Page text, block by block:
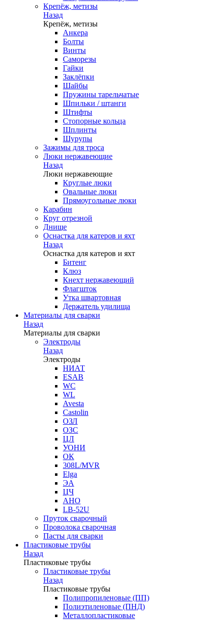
Крепёж, метизы
Назад
Крепёж, метизы
Анкера
Болты
Винты
Саморезы
Гайки
Заклёпки
Шайбы
Пружины тарельчатые
Шпильки / штанги
Штифты
Стопорные кольца
Шплинты
Шурупы
Зажимы для троса
Люки нержавеющие
Назад
Люки нержавеющие
Круглые люки
Овальные люки
Прямоугольные люки
Карабин
Круг отрезной
Днище
Оснастка для катеров и яхт
Назад
Оснастка для катеров и яхт
Битенг
Клюз
Кнехт нержавеющий
Флагшток
Утка швартовная
Держатель удилища
Материалы для сварки
Назад
Материалы для сварки
Электроды
Назад
Электроды
НИАТ
ESAB
WC
WL
Avesta
Castolin
ОЗЛ
ОЗС
ЦЛ
УОНИ
ОК
308L/MVR
Elga
ЭА
ЦЧ
АНО
LB-52U
Пруток сварочный
Проволока сварочная
Пасты для сварки
Пластиковые трубы
Назад
Пластиковые трубы
Пластиковые трубы
Назад
Пластиковые трубы
Полипропиленовые (ПП)
Полиэтиленовые (ПНД)
Металлопластиковые